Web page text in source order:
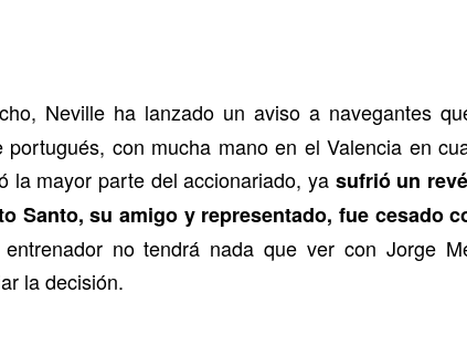
Neville ha lanzado un aviso a navegantes
portugués, con mucha mano en el Valencia en
la mayor parte del accionariado, ya sufrió un
Santo, su amigo y representado, fue cesado
entrenador no tendrá nada que ver con Jorge
la decisión.